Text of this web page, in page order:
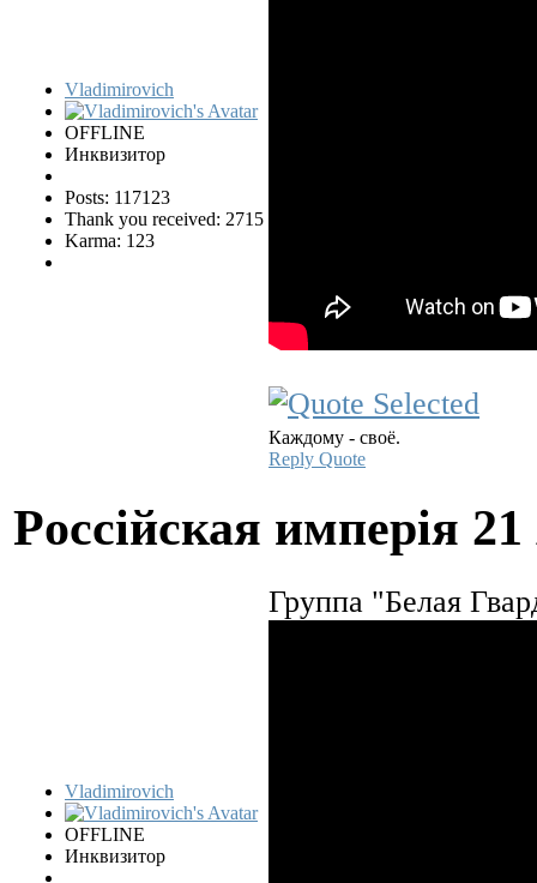
Vladimirovich
OFFLINE
Инквизитор
Posts: 117123
Thank you received: 2715
Karma: 123
Каждому - своё.
Reply Quote
Pocciйская имперiя
Vladimirovich
OFFLINE
Инквизитор
Группа "Белая